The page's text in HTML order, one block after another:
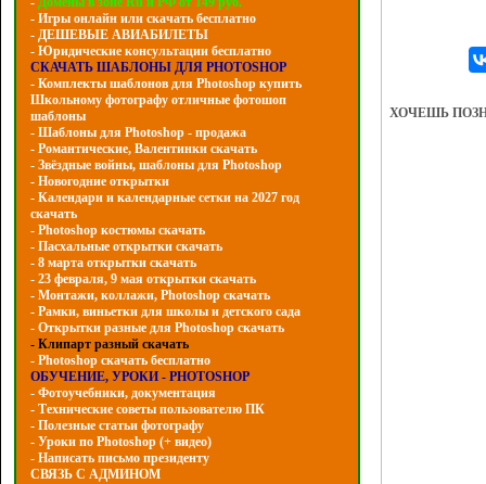
- Игры онлайн или скачать бесплатно
- ДЕШЕВЫЕ АВИАБИЛЕТЫ
- Юридические консультации бесплатно
СКАЧАТЬ ШАБЛОНЫ ДЛЯ PHOTOSHOP
- Комплекты шаблонов для Photoshop купить
Школьному фотографу отличные фотошоп
шаблоны
- Шаблоны для Photoshop - продажа
- Романтические, Валентинки скачать
- Звёздные войны, шаблоны для Photoshop
- Hовогодние открытки
- Календари и календарные сетки на 2027 год
скачать
- Photoshop костюмы скачать
- Пасхальные открытки скачать
- 8 марта открытки скачать
- 23 февраля, 9 мая открытки скачать
- Монтажи, коллажи, Photoshop скачать
- Рамки, виньетки для школы и детского сада
- Открытки разные для Photoshop скачать
- Клипарт разный скачать
- Photoshop скачать бесплатно
ОБУЧЕНИЕ, УРОКИ - PHOTOSHOP
- Фотоучебники, документация
- Технические советы пользователю ПК
- Полезные статьи фотографу
- Уроки по Photoshop (+ видео)
- Написать письмо президенту
СВЯЗЬ С АДМИНОМ
ХОЧЕШЬ